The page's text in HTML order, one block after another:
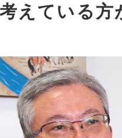
えている